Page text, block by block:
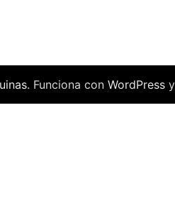
. Funciona con WordPressy